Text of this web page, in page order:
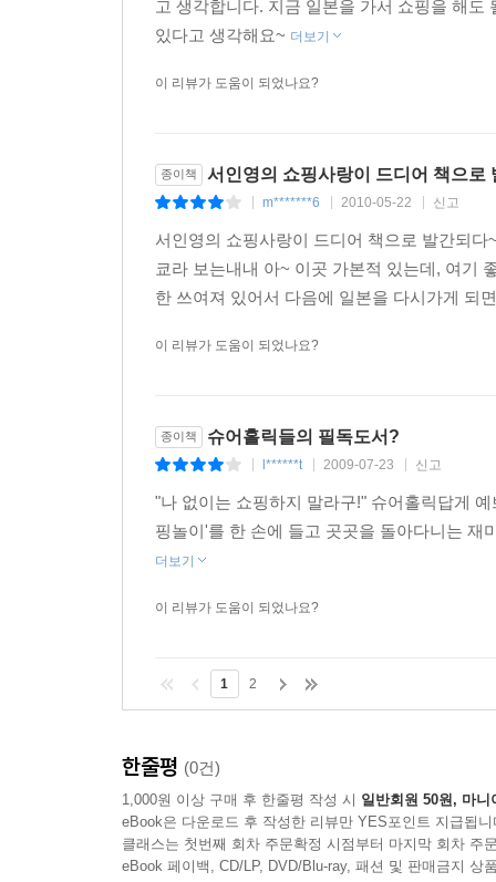
고 생각합니다. 지금 일본을 가서 쇼핑을 해
있다고 생각해요~ 더보기
이 리뷰가 도움이 되었나요?
종이책 서인영의 쇼핑사랑이 드디어 책으로
m*******6 2010-05-22 신고
서인영의 쇼핑사랑이 드디어 책으로 발간되
쿄라 보는내내 아~ 이곳 가본적 있는데, 여기
한 쓰여져 있어서 다음에 일본을 다시가게 되
이 리뷰가 도움이 되었나요?
종이책 슈어홀릭들의 필독도서?
l******t 2009-07-23 신고
"나 없이는 쇼핑하지 말라구!" 슈어홀릭답게
핑놀이'를 한 손에 들고 곳곳을 돌아다니는 재
더보기
이 리뷰가 도움이 되었나요?
1 2
한줄평 (0건)
1,000원 이상 구매 후 한줄평 작성 시 일반회원 50원, 마니
eBook은 다운로드 후 작성한 리뷰만 YES포인트 지급됩니
클래스는 첫번째 회차 주문확정 시점부터 마지막 회차 주
eBook 페이백, CD/LP, DVD/Blu-ray, 패션 및 판매금지 상